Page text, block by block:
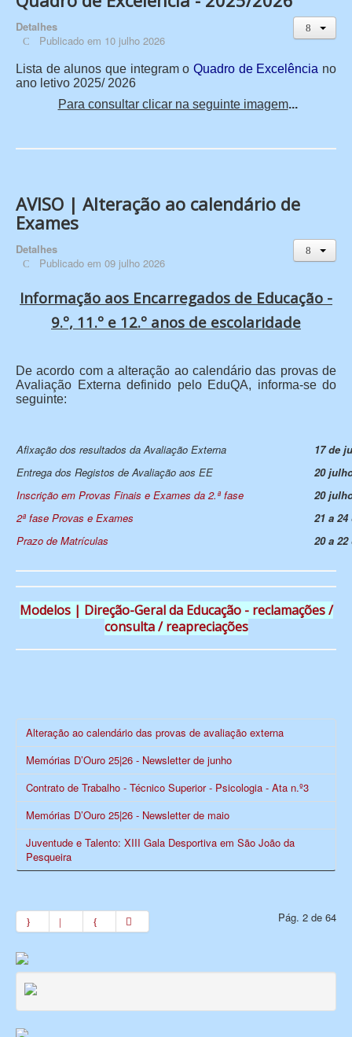
Detalhes
Publicado em 10 julho 2026
Lista de alunos que integram o Quadro de Excelência no
ano letivo 2025/ 2026
Para consultar clicar na seguinte imagem...
AVISO | Alteração ao calendário de
Exames
Detalhes
Publicado em 09 julho 2026
Informação aos Encarregados de Educação -
9.º, 11.º e 12.º anos de escolaridade
De acordo com a alteração ao calendário das provas de
Avaliação Externa definido pelo EduQA, informa-se do
seguinte:
Afixação dos resultados da Avaliação Externa
17 de
Entrega dos Registos de Avaliação aos EE
20
Inscrição em Provas Finais e Exames da 2.ª fase
20
2ª fase Provas e Exames
21 a
Prazo de Matrículas
20 a
Modelos | Direção-Geral da Educação - reclamações /
consulta / reapreciações
Alteração ao calendário das provas de avaliação externa
Memórias D’Ouro 25|26 - Newsletter de junho
Contrato de Trabalho - Técnico Superior - Psicologia - Ata n.º3
Memórias D’Ouro 25|26 - Newsletter de maio
Juventude e Talento: XIII Gala Desportiva em São João da
Pesqueira
Pág. 2 de 64